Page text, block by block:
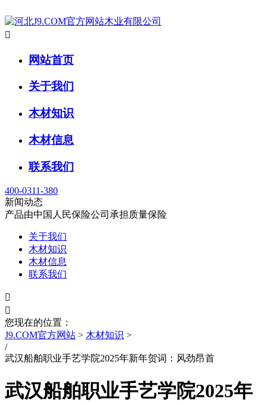

网站首页
关于我们
木材知识
木材信息
联系我们
400-0311-380
新闻动态
产品由中国人民保险公司承担质量保险
关于我们
木材知识
木材信息
联系我们


您现在的位置：
J9.COM官方网站 > 木材知识 >
/
武汉船舶职业手艺学院2025年新年贺词：风劲昂首
武汉船舶职业手艺学院2025年